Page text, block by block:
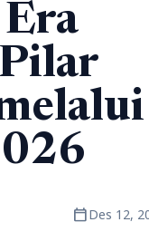
calendar_todayDes 12,